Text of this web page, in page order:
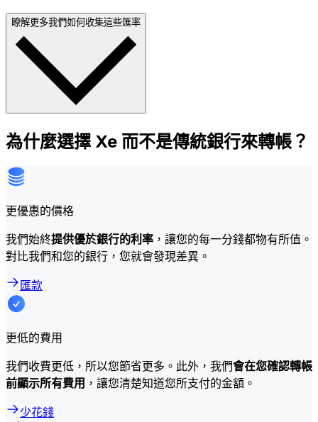
瞭解更多我們如何收集這些匯率
為什麼選擇 Xe 而不是傳統銀行來轉帳？
更優惠的價格
我們始終提供優於銀行的利率 ，讓您的每一分錢都物有所值。
對比我們和您的銀行，您就會發現差異。
匯款
更低的費用
我們收費更低，所以您節省更多。此外，我們會在您確認轉帳
前顯示所有費用 ，讓您清楚知道您所支付的金額。
少花錢